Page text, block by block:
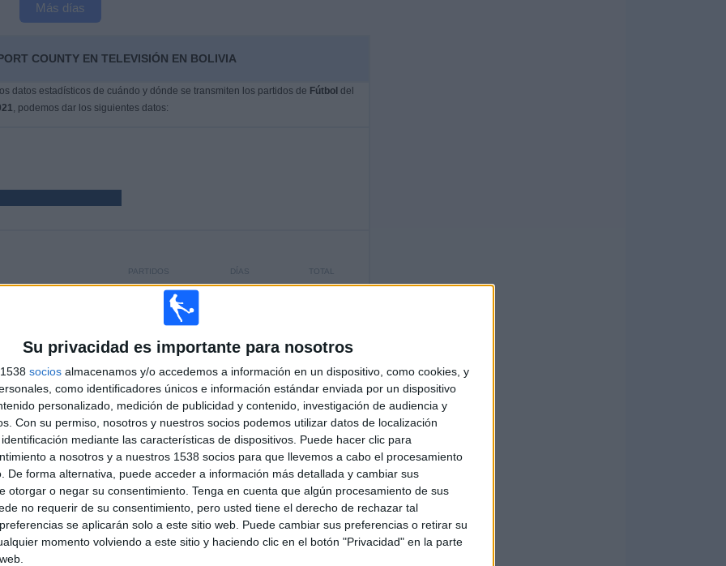
Su privacidad es importante para nosotros
socios almacenamos y/o accedemos a información en un dispositivo, como cookies, y
como identificadores únicos e información estándar enviada por un dispositivo
personalizado, medición de publicidad y contenido, investigación de audiencia y
Con su permiso, nosotros y nuestros socios podemos utilizar datos de localización
mediante las características de dispositivos. Puede hacer clic para
a nosotros y a nuestros 1538 socios para que llevemos a cabo el procesamiento
De forma alternativa, puede acceder a información más detallada y cambiar sus
otorgar o negar su consentimiento. Tenga en cuenta que algún procesamiento de sus
no requerir de su consentimiento, pero usted tiene el derecho de rechazar tal
se aplicarán solo a este sitio web. Puede cambiar sus preferencias o retirar su
momento volviendo a este sitio y haciendo clic en el botón "Privacidad" en la parte
Más días
COUNTY EN TELEVISIÓN EN BOLIVIA
datos estadísticos de cuándo y dónde se transmiten los partidos de Fútbol del
, podemos dar los siguientes datos:
TOTAL
3
DÍAS
2032
PARTIDOS
20
CONSECUTIVOS
TOTAL
15
RIVALES
MÁXIMO
3
VS Salford City
TOTAL
4
COMPETICIONES
RANKING POR COMPETICIONES
League One
7 (35%)
FA Cup
6 (30%)
League Two
5 (25%)